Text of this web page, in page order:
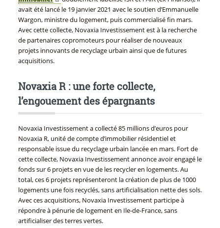
avait été lancé le 19 janvier 2021 avec le soutien d’Emmanuelle
Wargon, ministre du logement, puis commercialisé fin mars.
Avec cette collecte, Novaxia Investissement est à la recherche
de partenaires copromoteurs pour réaliser de nouveaux
projets innovants de recyclage urbain ainsi que de futures
acquisitions.
Novaxia R : une forte collecte,
l’engouement des épargnants
Novaxia Investissement a collecté 85 millions d’euros pour
Novaxia R, unité de compte d’immobilier résidentiel et
responsable issue du recyclage urbain lancée en mars. Fort de
cette collecte, Novaxia Investissement annonce avoir engagé le
fonds sur 6 projets en vue de les recycler en logements. Au
total, ces 6 projets représenteront la création de plus de 1000
logements une fois recyclés, sans artificialisation nette des sols.
Avec ces acquisitions, Novaxia Investissement participe à
répondre à pénurie de logement en Ile-de-France, sans
artificialiser des terres vertes.